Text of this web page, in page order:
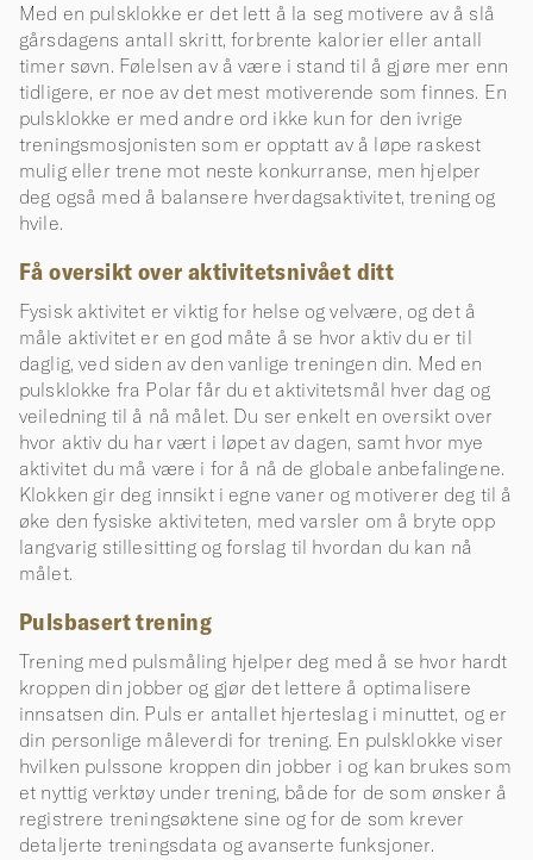
Med en pulsklokke er det lett å la seg motivere av å slå
gårsdagens antall skritt, forbrente kalorier eller antall
timer søvn. Følelsen av å være i stand til å gjøre mer enn
tidligere, er noe av det mest motiverende som finnes. En
pulsklokke er med andre ord ikke kun for den ivrige
treningsmosjonisten som er opptatt av å løpe raskest
mulig eller trene mot neste konkurranse, men hjelper
deg også med å balansere hverdagsaktivitet, trening og
hvile.
Få oversikt over aktivitetsnivået ditt
Fysisk aktivitet er viktig for helse og velvære, og det å
måle aktivitet er en god måte å se hvor aktiv du er til
daglig, ved siden av den vanlige treningen din. Med en
pulsklokke fra Polar får du et aktivitetsmål hver dag og
veiledning til å nå målet. Du ser enkelt en oversikt over
hvor aktiv du har vært i løpet av dagen, samt hvor mye
aktivitet du må være i for å nå de globale anbefalingene.
Klokken gir deg innsikt i egne vaner og motiverer deg til å
øke den fysiske aktiviteten, med varsler om å bryte opp
langvarig stillesitting og forslag til hvordan du kan nå
målet.
Pulsbasert trening
Trening med pulsmåling hjelper deg med å se hvor hardt
kroppen din jobber og gjør det lettere å optimalisere
innsatsen din. Puls er antallet hjerteslag i minuttet, og er
din personlige måleverdi for trening. En pulsklokke viser
hvilken pulssone kroppen din jobber i og kan brukes som
et nyttig verktøy under trening, både for de som ønsker å
registrere treningsøktene sine og for de som krever
detaljerte treningsdata og avanserte funksjoner.